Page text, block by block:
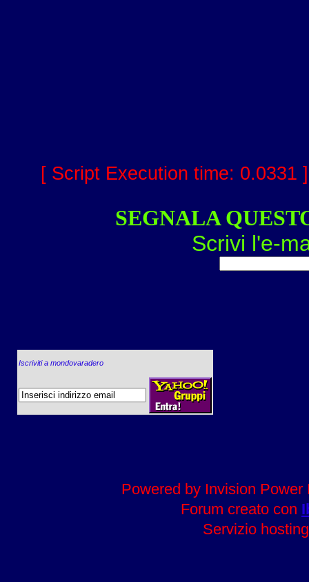
[ Script Execution time:
SEGNALA
Scrivi l'e-
Iscriviti a mondovaradero
Powered by Invision
Forum creato con
Servizio